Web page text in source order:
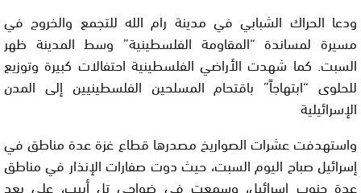
ودعا الحراك الشبابي في مدينة رام الله للتجمع والخروج في
مسيرة لمساندة “المقاومة الفلسطينية” وسط المدينة ظهر
السبت. كما شهدت الأراضي الفلسطينية احتفالات كبيرة وتوزيع
للحلوى “ابتهاجاً” باقتحام المسلحين الفلسطينيين إلى المدن
الإسرائيلية
واستهدفت عشرات الصواريخ مصدرها قطاع غزة عدة مناطق في
إسرائيل صباح اليوم السبت، حيث دوت صفارات الإنذار في مناطق
عدة جنوب إسرائيل، وسمعت في ضواحي تل أبيب، على بعد